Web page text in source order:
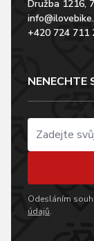
Družba 1216,
+420 724 711
NENECHTE
Odesláním
údajů.